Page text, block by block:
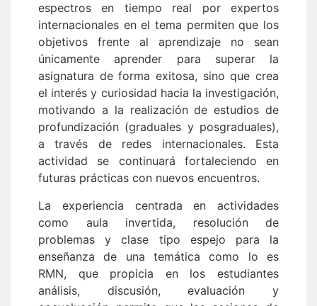
espectros en tiempo real por expertos
internacionales en el tema permiten que los
objetivos frente al aprendizaje no sean
únicamente aprender para superar la
asignatura de forma exitosa, sino que crea
el interés y curiosidad hacia la investigación,
motivando a la realización de estudios de
profundización (graduales y posgraduales),
a través de redes internacionales. Esta
actividad se continuará fortaleciendo en
futuras prácticas con nuevos encuentros.
La experiencia centrada en actividades
como aula invertida, resolución de
problemas y clase tipo espejo para la
enseñanza de una temática como lo es
RMN, que propicia en los estudiantes
análisis, discusión, evaluación y